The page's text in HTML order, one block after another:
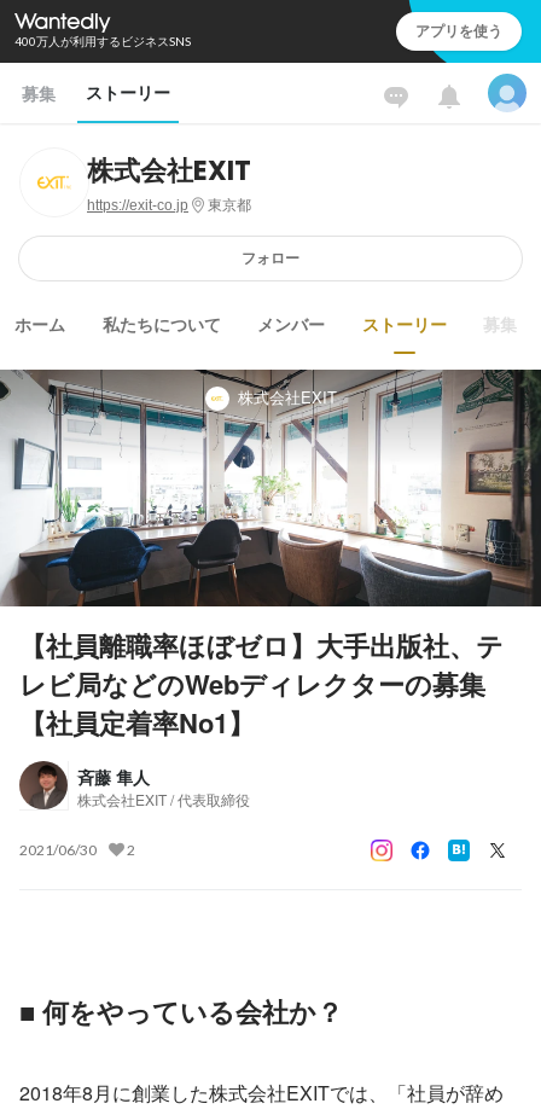
400万人が利用するビジネスSNS アプリを使う
募集 ストーリー
株式会社EXIT
https://exit-co.jp 東京都
フォロー
ホーム 私たちについて メンバー ストーリー 募集
株式会社EXIT
【社員離職率ほぼゼロ】大手出版社、テ
レビ局などのWebディレクターの募集
【社員定着率No1】
斉藤 隼人
株式会社EXIT / 代表取締役
2021/06/30 2
■ 何をやっている会社か？
2018年8月に創業した株式会社EXITでは、「社員が辞め